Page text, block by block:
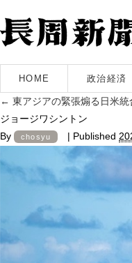
HOME 政治経済
← 東アジアの緊張煽る日米
ジョージワシントン
By
chosyu | Published